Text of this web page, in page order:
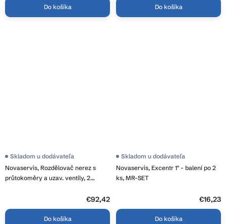
Do košíka Do košíka
Novaservis, Rozdělovač nerez s
průtokoměry a uzav. ventily, 2
Skladom u dodávateľa
€92,42
Do košíka
Novaservis, Excentr 1" - balení po 2
ks, MR-SET
Skladom u dodávateľa
€16,23
Do košíka